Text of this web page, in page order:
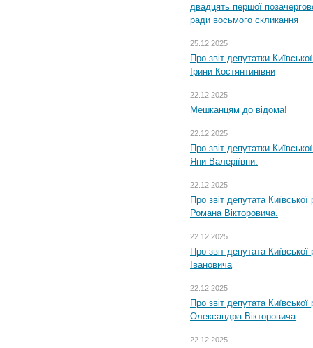
двадцять першої
ради восьмого скликання
25.12.2025
Про звіт депутатки
Ірини Костянтинівни
22.12.2025
Мешканцям до відома!
22.12.2025
Про звіт депутатки
Яни Валеріївни.
22.12.2025
Про звіт депутата
Романа Вікторовича.
22.12.2025
Про звіт депутата
Івановича
22.12.2025
Про звіт депутата
Олександра Вікторовича
22.12.2025